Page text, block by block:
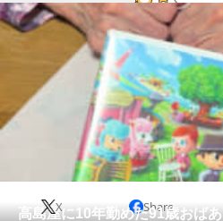
ねとらぼメニュー
TOP ニ
ク
グルメ 地
教
リ
会員記事
高島屋に10年勤めた91歳おば
X Share